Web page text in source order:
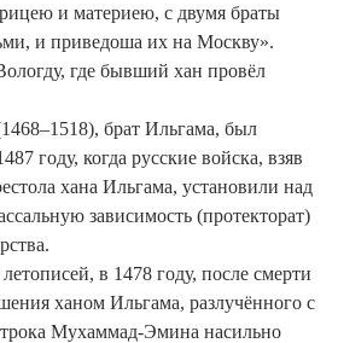
и материею, с двумя браты
и приведоша их на Москву».
где бывший хан провёл
брат Ильгама, был
году, ко­гда русские войска, взяв
хана Ильгама, установили над
зависимость (протекторат)
в 1478 году, после смерти
ханом Ильгама, разлучённого с
Мухаммад-Эмина насильно